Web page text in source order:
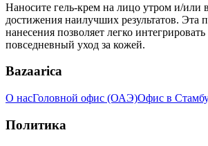
Наносите гель-крем на лицо утром и/или
достижения наилучших результатов. Эта
нанесения позволяет легко
повседневный уход за кожей.
Bazaarica
О насГоловной офис (ОАЭ)Офис в
Политика